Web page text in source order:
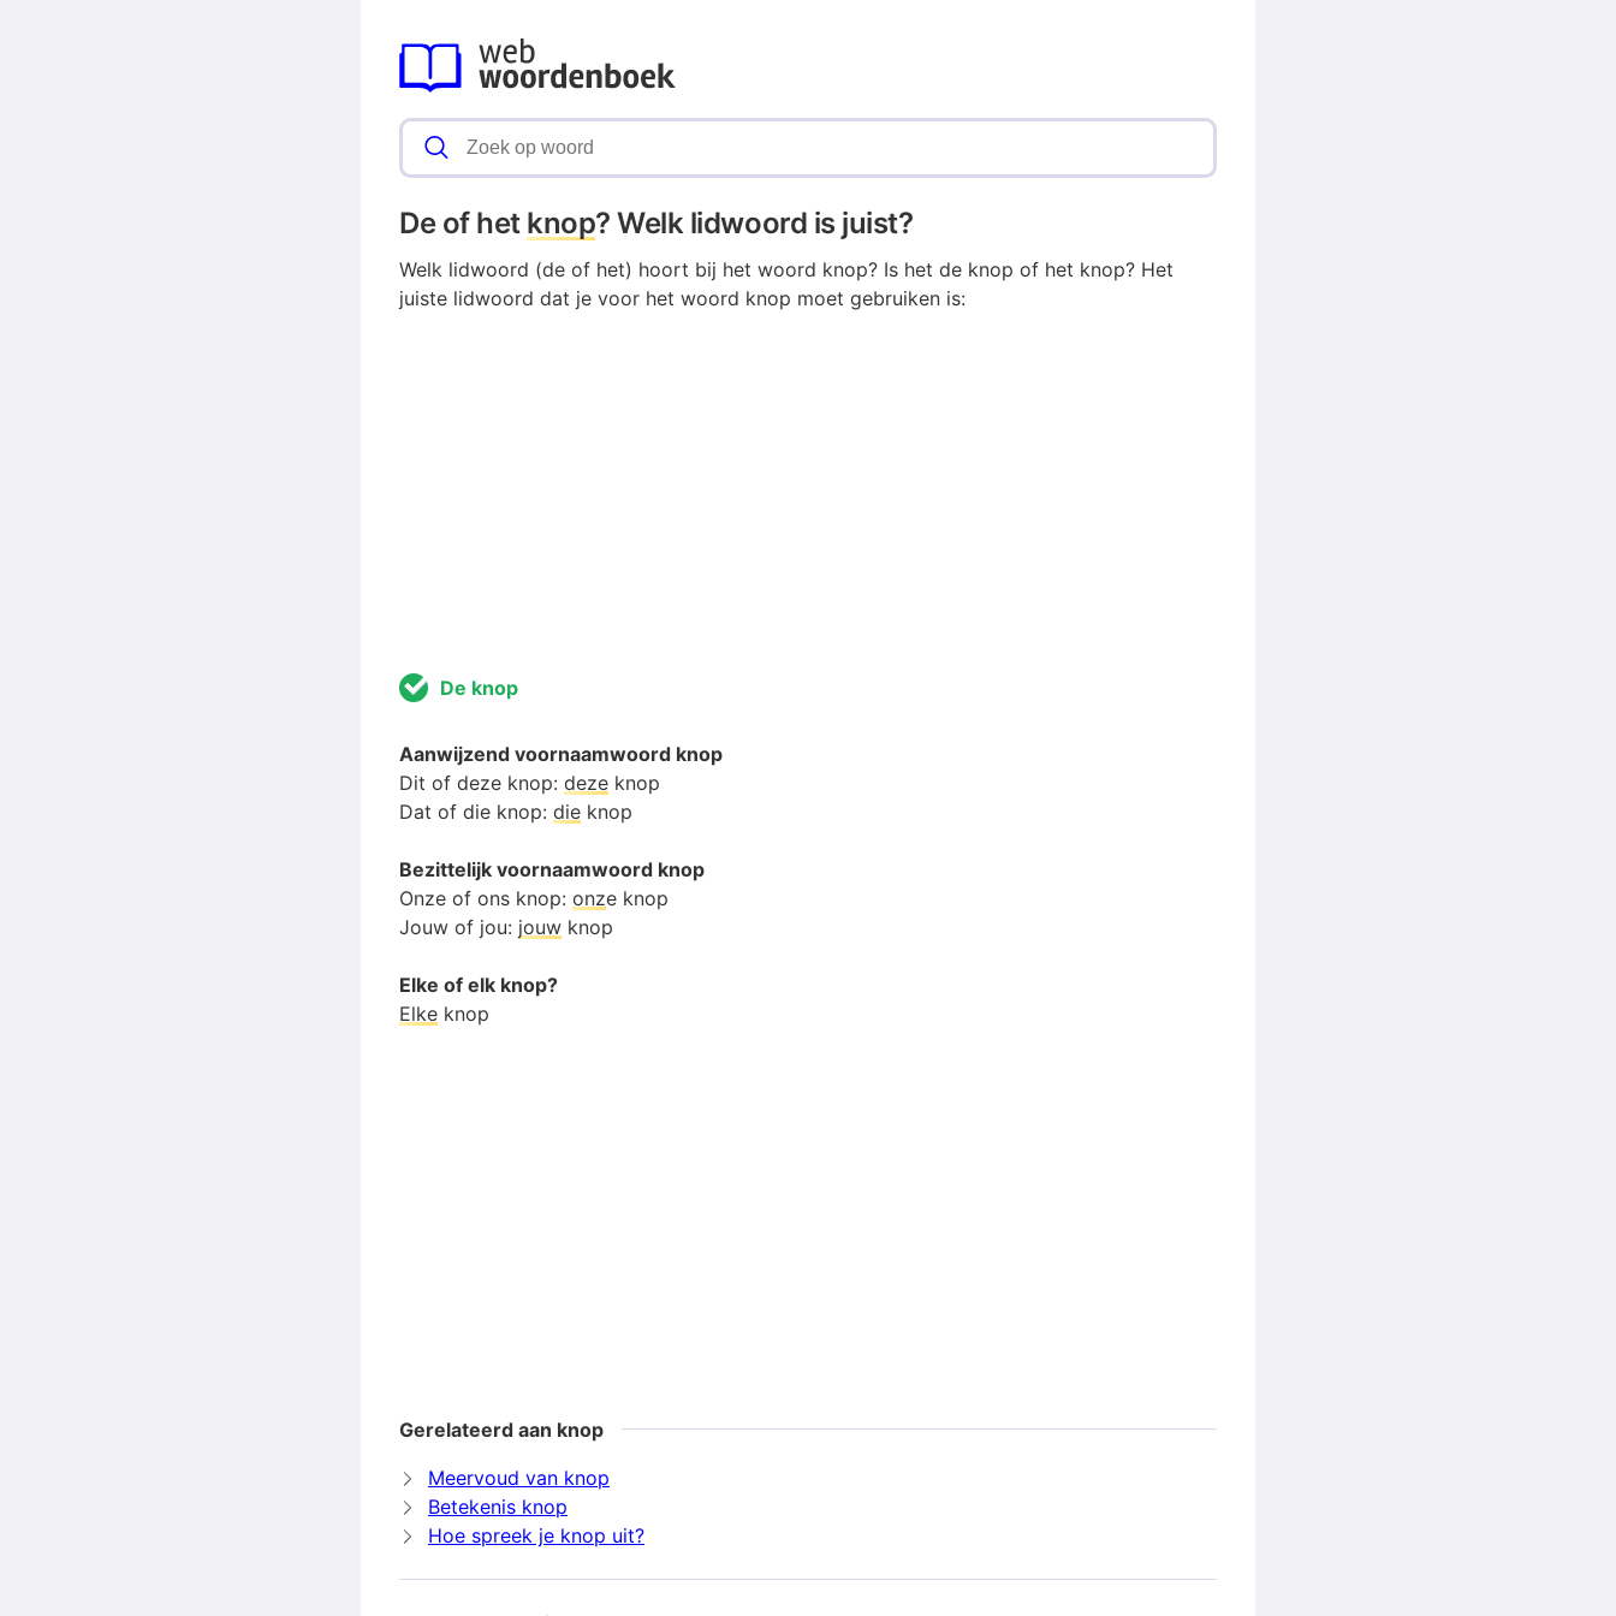
De of het knop? Welk lidwoord is juist?
Welk lidwoord (de of het) hoort bij het woord knop? Is het de knop of het knop? Het
juiste lidwoord dat je voor het woord knop moet gebruiken is:
De knop
Aanwijzend voornaamwoord knop
Dit of deze knop: deze knop
Dat of die knop: die knop
Bezittelijk voornaamwoord knop
Onze of ons knop: onze knop
Jouw of jou: jouw knop
Elke of elk knop?
Elke knop
Gerelateerd aan knop
Meervoud van knop
Betekenis knop
Hoe spreek je knop uit?